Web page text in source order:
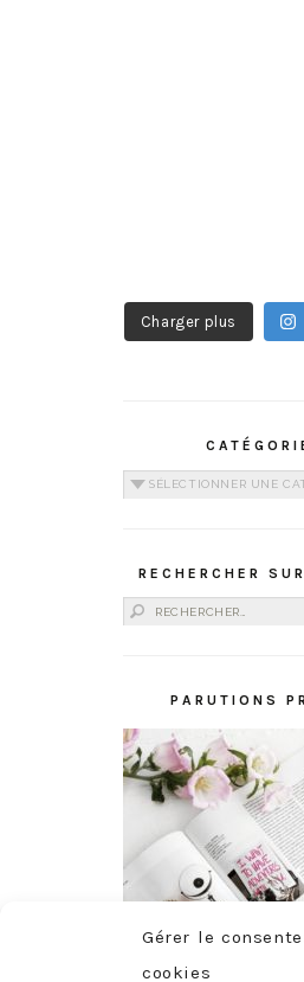
Gérer le
cookies
Charger plus
Catégories
RECHERCHER
Rechercher :
PARUTIONS